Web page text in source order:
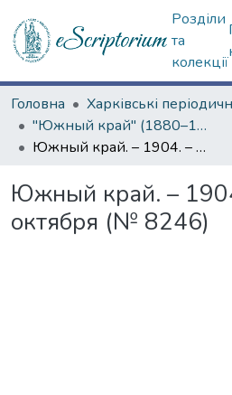
Розділи
та
колекції
Головна
"Южный край" (1880–1919 гг.)
Южный край. – 1904. – 17 октября (№ 8246)
Южный край. –
октября (№ 8246)